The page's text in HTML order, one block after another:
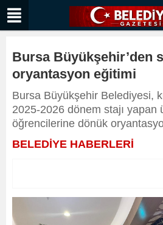
Bursa Büyükşehir’den
oryantasyon eğitimi
Bursa Büyükşehir Belediyesi,
2025-2026 dönem stajı yapan
öğrencilerine dönük
BELEDİYE HABERLERİ